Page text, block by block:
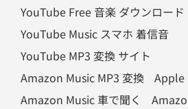
YouTube Free 音楽 ダウンロード
YouTube Music スマホ 着信音
YouTube MP3 変換 サイト
Amazon Music MP3 変換
Apple
Amazon Music 車で聞く